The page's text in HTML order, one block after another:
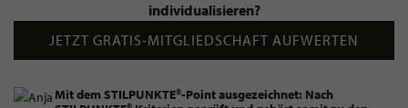
individualisieren?
JETZT GRATIS-MITGLIEDSCHAFT AUFWERTEN
Mit dem STILPUNKTE®-Point ausgezeichnet: Nach